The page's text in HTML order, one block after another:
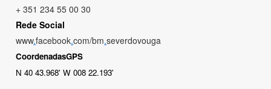
+ 351 234 55 00 30
Rede Social
www.facebook.com/bm.severdovouga
CoordenadasGPS
N 40 43.968' W 008 22.193'